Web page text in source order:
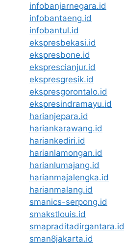
infobanjarnegara.id
infobantaeng.id
infobantul.id
ekspresbekasi.id
ekspresbone.id
eksprescianjur.id
ekspresgresik.id
ekspresgorontalo.id
ekspresindramayu.id
harianjepara.id
hariankarawang.id
hariankediri.id
harianlamongan.id
harianlumajang.id
harianmajalengka.id
harianmalang.id
smanics-serpong.id
smakstlouis.id
smapraditadirgantara.id
sman8jakarta.id